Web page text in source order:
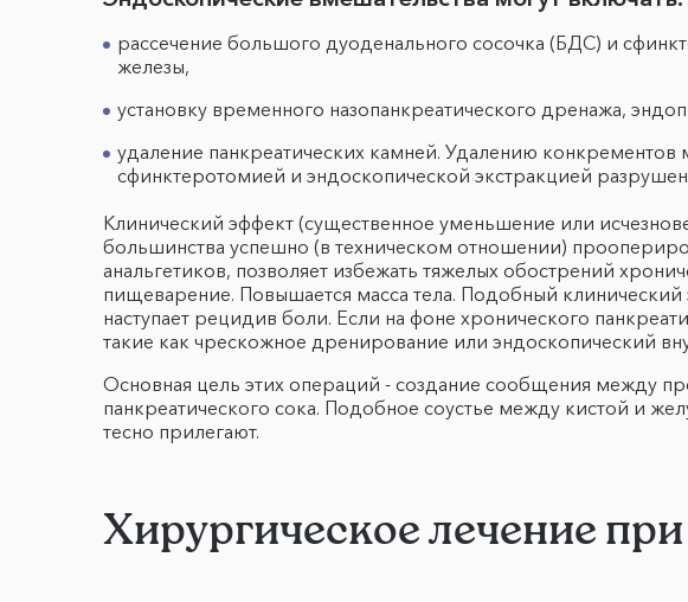
рассечение большого дуоденального сосочка (БДС) и
железы,
установку временного назопанкреатического дренажа,
удаление панкреатических камней. Удалению конкрементов
сфинктеротомией и эндоскопической экстракцией
Клинический эффект (существенное уменьшение или
большинства успешно (в техническом отношении)
анальгетиков, позволяет избежать тяжелых обострений
пищеварение. Повышается масса тела. Подобный
наступает рецидив боли. Если на фоне хронического
такие как чрескожное дренирование или эндоскопический
Основная цель этих операций - создание сообщения между
панкреатического сока. Подобное соустье между кистой и
тесно прилегают.
Хирургическое лечение